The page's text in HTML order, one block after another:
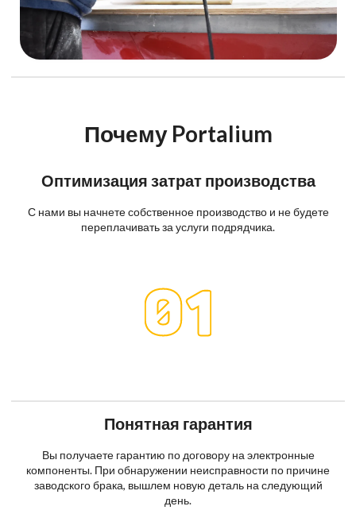
Почему Portalium
Оптимизация затрат производства
С нами вы начнете собственное производство и не будете
переплачивать за услуги подрядчика.
Понятная гарантия
Вы получаете гарантию по договору на электронные
компоненты. При обнаружении неисправности по причине
заводского брака, вышлем новую деталь на следующий
день.